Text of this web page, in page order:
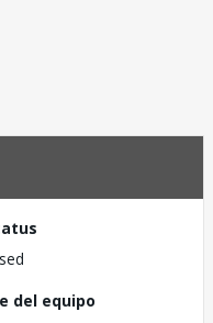
del equipo